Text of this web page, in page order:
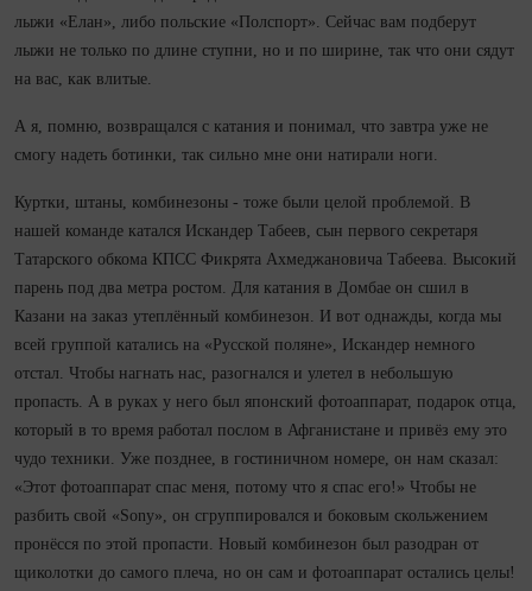
лыжи «Елан», либо польские «Полспорт». Сейчас вам подберут
лыжи не только по длине ступни, но и по ширине, так что они сядут
на вас, как влитые.
А я, помню, возвращался с катания и понимал, что завтра уже не
смогу надеть ботинки, так сильно мне они натирали ноги.
Куртки, штаны, комбинезоны - тоже были целой проблемой. В
нашей команде катался Искандер Табеев, сын первого секретаря
Татарского обкома КПСС Фикрята Ахмеджановича Табеева. Высокий
парень под два метра ростом. Для катания в Домбае он сшил в
Казани на заказ утеплённый комбинезон. И вот однажды, когда мы
всей группой катались на «Русской поляне», Искандер немного
отстал. Чтобы нагнать нас, разогнался и улетел в небольшую
пропасть. А в руках у него был японский фотоаппарат, подарок отца,
который в то время работал послом в Афганистане и привёз ему это
чудо техники. Уже позднее, в гостиничном номере, он нам сказал:
«Этот фотоаппарат спас меня, потому что я спас его!» Чтобы не
разбить свой «Sony», он сгруппировался и боковым скольжением
пронёсся по этой пропасти. Новый комбинезон был разодран от
щиколотки до самого плеча, но он сам и фотоаппарат остались целы!